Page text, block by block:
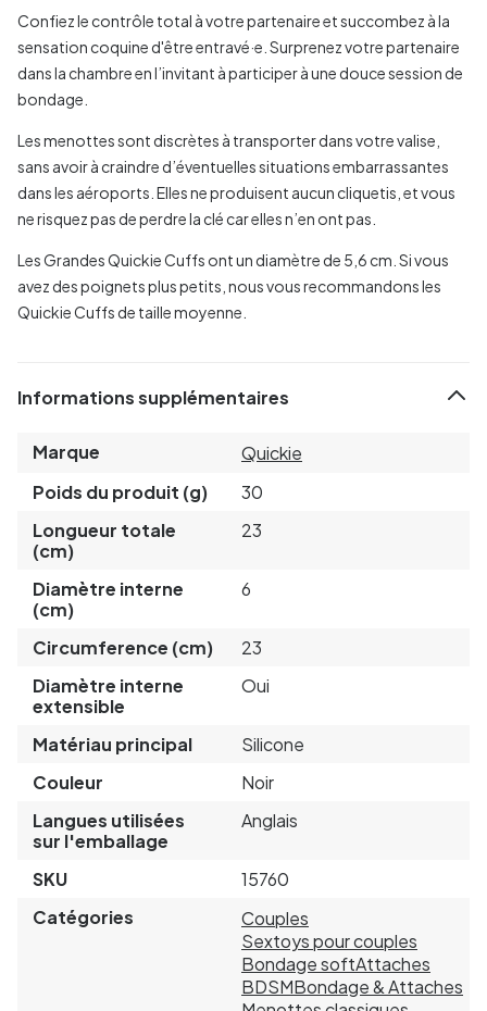
Confiez le contrôle total à votre partenaire et succombez à la
sensation coquine d'être entravé·e. Surprenez votre partenaire
dans la chambre en l’invitant à participer à une douce session de
bondage.
Les menottes sont discrètes à transporter dans votre valise,
sans avoir à craindre d’éventuelles situations embarrassantes
dans les aéroports. Elles ne produisent aucun cliquetis, et vous
ne risquez pas de perdre la clé car elles n’en ont pas.
Les Grandes Quickie Cuffs ont un diamètre de 5,6 cm. Si vous
avez des poignets plus petits, nous vous recommandons les
Quickie Cuffs de taille moyenne.
Informations supplémentaires
Marque
Quickie
Poids du produit (g)
30
Longueur totale
(cm)
23
Diamètre interne
(cm)
6
Circumference (cm)
23
Diamètre interne
extensible
Oui
Matériau principal
Silicone
Couleur
Noir
Langues utilisées
sur l'emballage
Anglais
SKU
15760
Catégories
Couples
Sextoys pour couples
Bondage softAttaches
BDSMBondage & Attaches